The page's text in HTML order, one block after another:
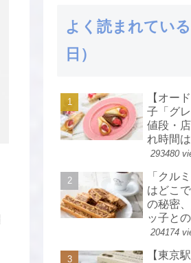
よく読まれてい
日）
【オー
子「グ
値段・
れ時間は
293480
「クル
はどこ
の秘密
ッ子と
ポ】
204174
【東京